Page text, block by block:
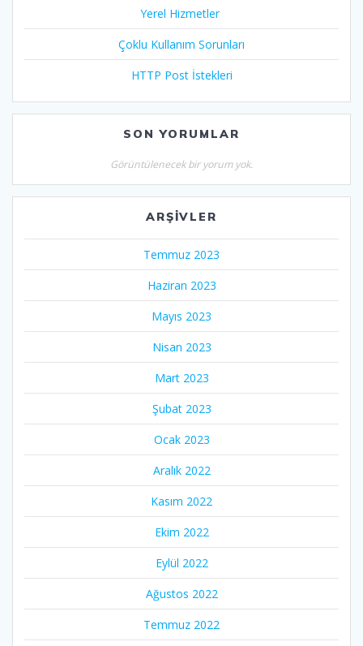
Yerel Hizmetler
Çoklu Kullanım Sorunları
HTTP Post İstekleri
SON YORUMLAR
Görüntülenecek bir yorum yok.
ARŞIVLER
Temmuz 2023
Haziran 2023
Mayıs 2023
Nisan 2023
Mart 2023
Şubat 2023
Ocak 2023
Aralık 2022
Kasım 2022
Ekim 2022
Eylül 2022
Ağustos 2022
Temmuz 2022